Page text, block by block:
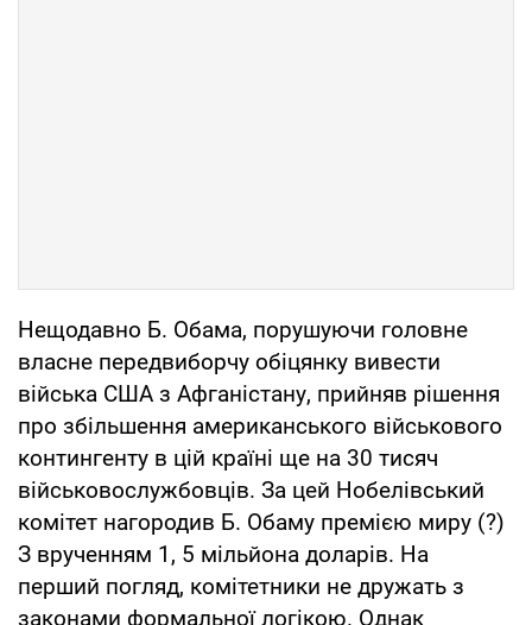
Нещодавно Б. Обама, порушуючи головне
власне передвиборчу обіцянку вивести
війська США з Афганістану, прийняв рішення
про збільшення американського військового
контингенту в цій країні ще на 30 тисяч
військовослужбовців. За цей Нобелівський
комітет нагородив Б. Обаму премією миру (?)
З врученням 1, 5 мільйона доларів. На
перший погляд, комітетники не дружать з
законами формальної логікою. Однак